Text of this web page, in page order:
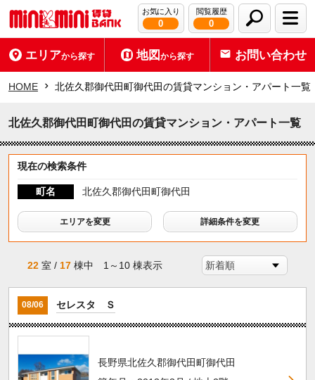
お気に入り
0
閲覧履歴
0
エリアから探す 地図から探す お問い合わせ
HOME 北佐久郡御代田町御代田の賃貸マンション・アパート一覧
北佐久郡御代田町御代田の賃貸マンション・アパート一覧
現在の検索条件
町名 北佐久郡御代田町御代田
エリアを変更 詳細条件を変更
22 室 / 17 棟中 1～10 棟表示
08/06 セレスタ Ｓ
長野県北佐久郡御代田町御代田